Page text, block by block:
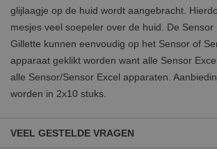
glijlaagje op de huid wordt aangebracht.
mesjes veel soepeler over de huid. De Sensor
Gillette kunnen eenvoudig op het Sensor of
apparaat geklikt worden want alle Sensor
alle Sensor/Sensor Excel apparaten.
worden in 2x10 stuks.
VEEL GESTELDE VRAGEN